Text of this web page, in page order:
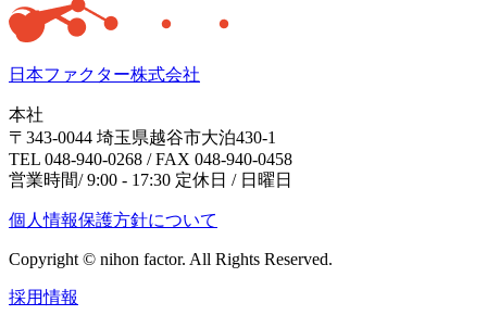
日本ファクター株式会社
本社
〒343-0044 埼玉県越谷市大泊430-1
TEL 048-940-0268 / FAX 048-940-0458
営業時間/ 9:00 - 17:30 定休日 / 日曜日
個人情報保護方針について
Copyright © nihon factor. All Rights Reserved.
採用情報